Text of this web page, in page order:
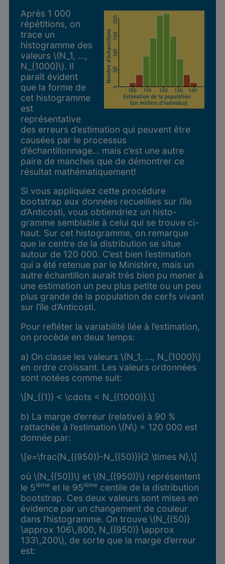
Après 1 000
répétitions, on
trace un
histogramme des
valeurs \(N_1, …,
N_{1000}\). Il
paraît évident
que la forme de
cet histogramme
est
représentative
des erreurs d’estimation qui peuvent être
causées par le processus
d’échantillonnage… mais c’est une autre
paire de manches que de démontrer ce
résultat mathématiquement!
Si vous appliquiez cette procédure
bootstrap aux données recueillies sur l’île
d’Anticosti, vous obtiendriez un histo-
gramme semblable à celui qui se trouve ci-
haut. Sur cet histogramme, on remarque
que le centre de la distribution se situe
autour de 120 000. C’est bien l’estimation
qui a été retenue par le Ministère, mais un
autre échantillon aurait très bien pu mener à
une estimation un peu plus petite ou un peu
plus grande de la population de cerfs vivant
sur l’île d’Anticosti.
Pour refléter la variabilité liée à l’estimation,
on procède en deux temps:
a) On classe les valeurs \(N_1, …, N_{1000}\)
en ordre croissant. Les valeurs ordonnées
sont notées comme suit:
\[N_{(1)} < \cdots < N_{(1000)}.\]
b) La marge d’erreur (relative) à 90 %
rattachée à l’estimation \(N\) = 120 000 est
donnée par:
\[e=\frac{N_{(950)}-N_{(50)}}{2 \times N},\]
où \(N_{(50)}\) et \(N_{(950)}\) représentent
le 5ièmeet le 95ièmecentile de la distribution
bootstrap. Ces deux valeurs sont mises en
évidence par un changement de couleur
dans l’histogramme. On trouve \(N_{(50)}
\approx 106\,800, N_{(950)} \approx
133\,200\), de sorte que la marge d’erreur
est: